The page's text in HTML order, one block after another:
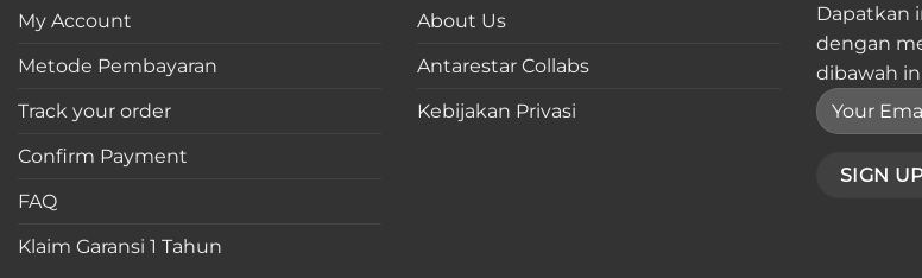
My Account
Metode Pembayaran
Track your order
Confirm Payment
FAQ
Klaim Garansi 1 Tahun
About Us
Antarestar Collabs
Kebijakan Privasi
Dapatkan
dengan
dibawah